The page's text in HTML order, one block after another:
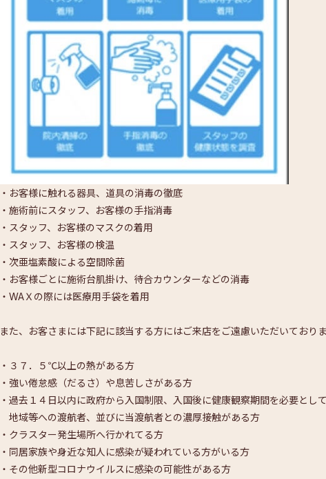
・お客様に触れる器具、道具の消毒の徹底
・施術前にスタッフ、お客様の手指消毒
・スタッフ、お客様のマスクの着用
・スタッフ、お客様の検温
・次亜塩素酸による空間除菌
・お客様ごとに施術台肌掛け、待合カウンターなどの消毒
・WAＸの際には医療用手袋を着用
また、 お客さまには下記に該当する方にはご来店をご遠慮いただいており
・３７．５℃以上の熱がある方
・強い倦怠感（だるさ）や息苦しさがある方
・過去１４日以内に政府から入国制限、
入国後に健康観察期間を必要として
地域等への渡航者、並びに当渡航者との濃厚接触がある方
・クラスター発生場所へ行かれてる方
・同居家族や身近な知人に感染が疑われている方がいる方
・その他新型コロナウイルスに感染の可能性がある方